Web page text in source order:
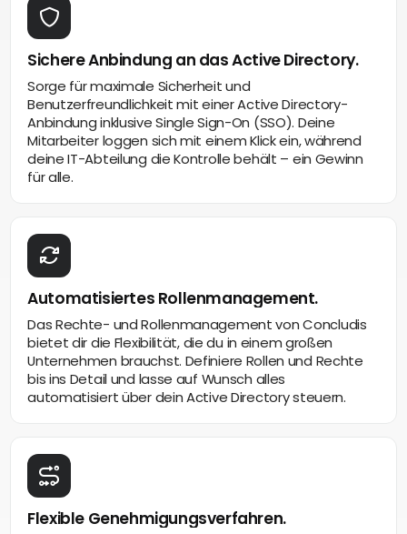
Sichere Anbindung an das Active Directory.
Sorge für maximale Sicherheit und
Benutzerfreundlichkeit mit einer Active Directory-
Anbindung inklusive Single Sign-On (SSO). Deine
Mitarbeiter loggen sich mit einem Klick ein, während
deine IT-Abteilung die Kontrolle behält – ein Gewinn
für alle.
Automatisiertes Rollenmanagement.
Das Rechte- und Rollenmanagement von Concludis
bietet dir die Flexibilität, die du in einem großen
Unternehmen brauchst. Definiere Rollen und Rechte
bis ins Detail und lasse auf Wunsch alles
automatisiert über dein Active Directory steuern.
Flexible Genehmigungsverfahren.